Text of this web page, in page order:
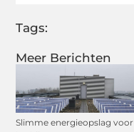
Meer Berichten
Slimme energieopslag voor
Tags: